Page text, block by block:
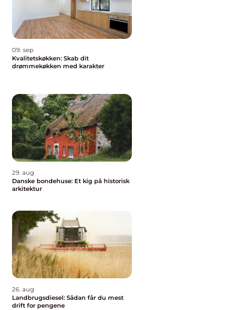
09. sep
Kvalitetskøkken: Skab dit
drømmekøkken med karakter
29. aug
Danske bondehuse: Et kig på historisk
arkitektur
26. aug
Landbrugsdiesel: Sådan får du mest
drift for pengene